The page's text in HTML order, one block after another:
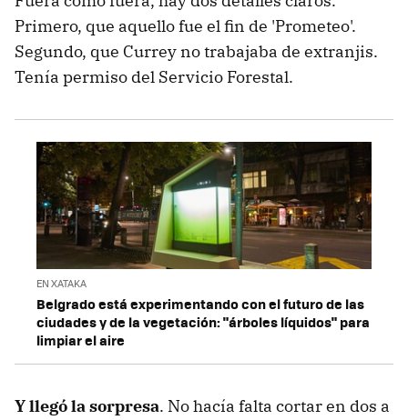
Primero, que aquello fue el fin de 'Prometeo'.
Segundo, que Currey no trabajaba de extranjis.
Tenía permiso del Servicio Forestal.
EN XATAKA
Belgrado está experimentando con el futuro de las
ciudades y de la vegetación: "árboles líquidos" para
limpiar el aire
Y llegó la sorpresa. No hacía falta cortar en dos a